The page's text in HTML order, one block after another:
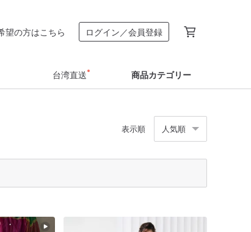
望の方はこちら ログイン／会員登録
台湾直送 商品カテゴリー
表示順 人気順